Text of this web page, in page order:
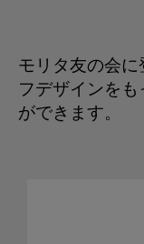
モリタ友の会に
フデザインを
ができます。